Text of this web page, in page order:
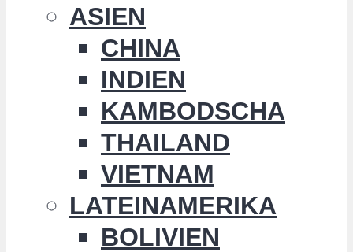
ASIEN
CHINA
INDIEN
KAMBODSCHA
THAILAND
VIETNAM
LATEINAMERIKA
BOLIVIEN